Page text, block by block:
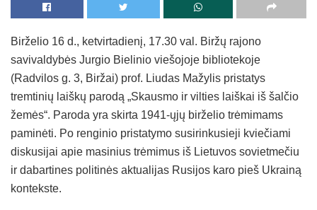
Birželio 16 d., ketvirtadienį, 17.30 val. Biržų rajono
savivaldybės Jurgio Bielinio viešojoje bibliotekoje
(Radvilos g. 3, Biržai) prof. Liudas Mažylis pristatys
tremtinių laiškų parodą „Skausmo ir vilties laiškai iš šalčio
žemės“. Paroda yra skirta 1941-ųjų birželio trėmimams
paminėti. Po renginio pristatymo susirinkusieji kviečiami
diskusijai apie masinius trėmimus iš Lietuvos sovietmečiu
ir dabartines politinės aktualijas Rusijos karo pieš Ukrainą
kontekste.